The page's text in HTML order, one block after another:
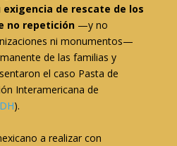
exigencia de rescate de los
no repetición—y no
ni monumentos—
de las familias y
el caso Pasta de
Interamericana de
).
a realizar con